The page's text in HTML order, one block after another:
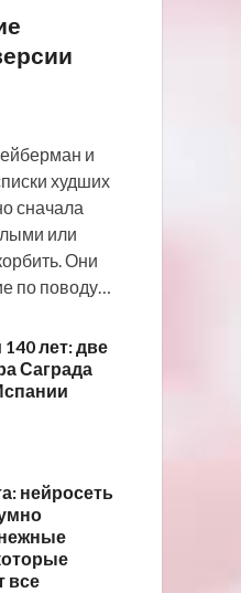
и
худших
сначала
или
Они
по поводу…
лет: две
Саграда
нейросеть
все